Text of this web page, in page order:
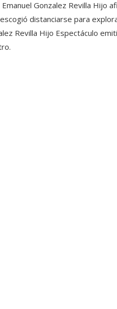
Gonzalez Revilla Hijo
distanciarse para
Revilla Hijo Espectáculo